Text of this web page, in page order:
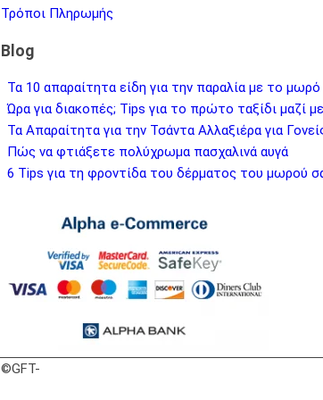
Τρόποι Πληρωμής
Blog
Τα 10 απαραίτητα είδη για την παραλία με το μωρό
Ώρα για διακοπές; Tips για το πρώτο ταξίδι μαζί
Τα Απαραίτητα για την Τσάντα Αλλαξιέρα για
Πώς να φτιάξετε πολύχρωμα πασχαλινά αυγά
6 Tips για τη φροντίδα του δέρματος του μωρού
©GFT-